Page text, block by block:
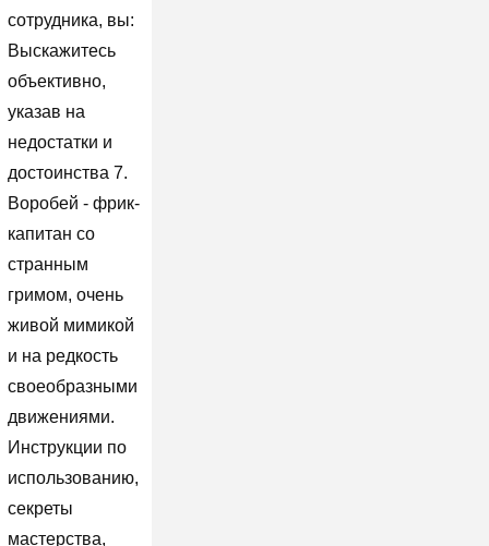
сотрудника, вы:
Выскажитесь
объективно,
указав на
недостатки и
достоинства 7.
Воробей - фрик-
капитан со
странным
гримом, очень
живой мимикой
и на редкость
своеобразными
движениями.
Инструкции по
использованию,
секреты
мастерства,